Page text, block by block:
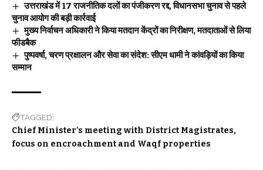
उत्तराखंड में 17 राजनीतिक दलों का पंजीकरण रद्द, विधानसभा चुनाव से पहले
चुनाव आयोग की बड़ी कार्रवाई
मुख्य निर्वाचन अधिकारी ने किया मतदान केंद्रों का निरीक्षण, मतदाताओं से लिया
फीडबैक
पुष्पवर्षा, चरण प्रक्षालन और सेवा का संदेश: सीएम धामी ने कांवड़ियों का किया
सम्मान
TAGGED:
Chief Minister's meeting with District Magistrates
focus on encroachment and Waqf properties